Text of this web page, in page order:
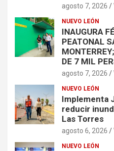
agosto 7, 2026
NUEVO LEÓN
INAUGURA
PEATONAL
DE 7 MIL
agosto 7, 2026
NUEVO LEÓN
Implementa
reducir
Las Torres
agosto 6, 2026
NUEVO LEÓN